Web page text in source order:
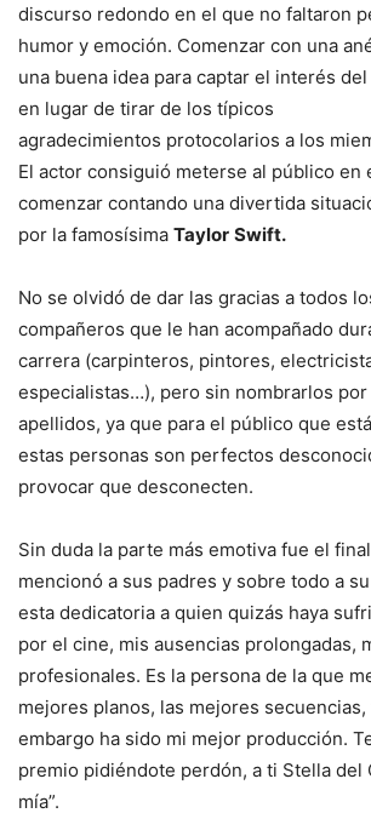
discurso redondo en el que no faltaron
humor y emoción. Comenzar con una
una buena idea para captar el interés
en lugar de tirar de los típicos
agradecimientos protocolarios a los
El actor consiguió meterse al público en
comenzar contando una divertida
por la famosísima Taylor Swift.
No se olvidó de dar las gracias a todos
compañeros que le han acompañado
carrera (carpinteros, pintores,
especialistas…), pero sin nombrarlos
apellidos, ya que para el público que
estas personas son perfectos
provocar que desconecten.
Sin duda la parte más emotiva fue el
mencionó a sus padres y sobre todo a
esta dedicatoria a quien quizás haya
por el cine, mis ausencias prolongadas,
profesionales. Es la persona de la que
mejores planos, las mejores secuencias,
embargo ha sido mi mejor producción.
premio pidiéndote perdón, a ti Stella del
mía”.